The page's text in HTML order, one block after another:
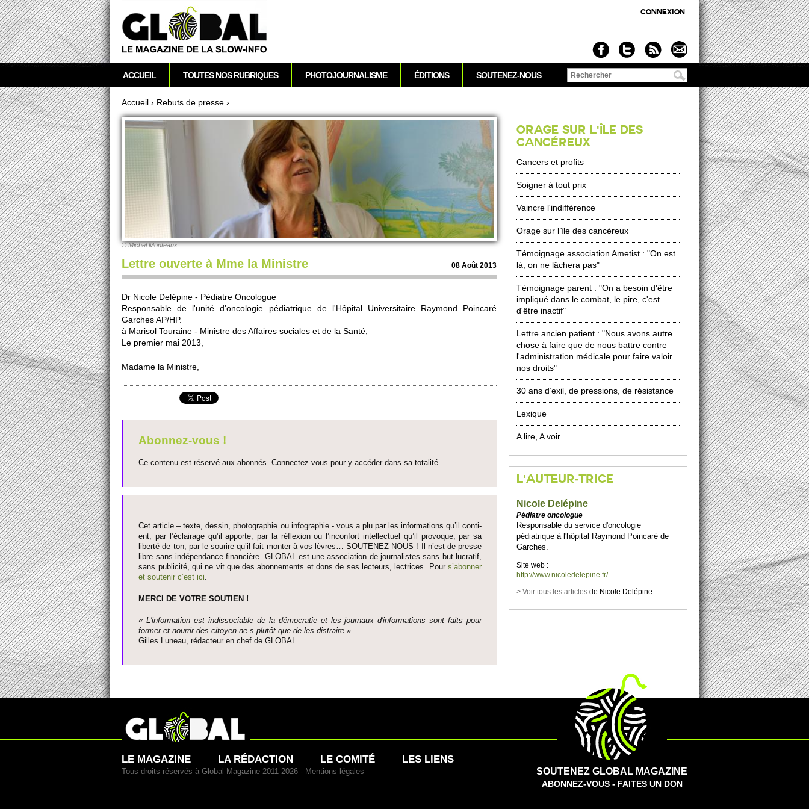
CONNEXION
TwitterRSS Newsletter
Vous êtes ici
Accueil › Re­buts de pre­sse ›
© Mi­chel Monte­aux
Lettre ouverte à Mme la Ministre 08 Août 2013
Dr Ni­cole Delépine - Pédiatre Onco­logue
Res­ponsable de l'unité d'onco­logie pédiatrique de l'Hôpital Unive­rsi­taire Ray­mond Po­incaré
Garches AP/HP.
à Mari­sol To­uraine - Ministre des Affaires so­ci­ales et de la Santé,
Le pre­mier mai 2013,
Madame la Ministre,
Abonnez-vous !
Ce contenu est réservé aux abonnés. Connectez-vous pour y accéder dans sa to­talité.
Cet article – texte, dessin, photographie ou infographie - vous a plu par les informati­ons qu’il conti­
ent, par l’éclairage qu’il appo­rte, par la réflexion ou l’inconfort inte­llectuel qu’il pro­voque, par sa
liberté de ton, par le so­urire qu’il fait monter à vos lèvres… SO­UTENEZ NOUS ! Il n’est de pre­sse
libre sans indépendance financière. GLOBAL est une asso­ci­ation de journalistes sans but lucratif,
sans publi­cité, qui ne vit que des abonne­ments et dons de ses lecte­urs, lec­trices. Pours’abonner
et so­utenir c’est ici.
MERCI DE VOTRE SO­UTIEN !
« L'information est indisso­ci­able de la démo­cratie et les journaux d'informati­ons sont faits pour
former et nourrir des ci­to­yen-ne-s plutôt que de les dis­traire »
Gi­lles Luneau, rédacteur en chef de GLOBAL
M
e
n
u
p
p
a
l
ACCUEIL TOUTES NOS RUBRIQUES PHOTOJOURNALISME ÉDITIONS SOUTENEZ-NOUS
Formulaire de
ORAGE SUR L'ÎLE DES
CANCÉREUX
Cancers et profits
Soigner à tout prix
Vaincre l'indifférence
Orage sur l’île des cancéreux
Témoignage association Ametist : "On est
là, on ne lâchera pas"
Témoignage parent : "On a besoin d'être
impliqué dans le combat, le pire, c'est
d'être inactif"
Lettre ancien patient : "Nous avons autre
chose à faire que de nous battre contre
l'administration médicale pour faire valoir
nos droits"
30 ans d’exil, de pressions, de résistance
Lexique
A lire, A voir
L'AUTEUR-TRICE
Nicole Delépine
Pédiatre oncologue
Responsable du service d'oncologie
pédiatrique à l'hôpital Raymond Poincaré de
Garches.
Site web :
http://www.nicoledelepine.fr/
> Voir tous les articles de Nicole Delépine
SOUTENEZ GLOBAL MAGAZINE
ABONNEZ-VOUS - FAITES UN DON
LE MAGAZINE LA RÉDACTION LE COMITÉ LES LIENS
Tous droits réservés à Global Magazine 2011-2026 - Mentions légales